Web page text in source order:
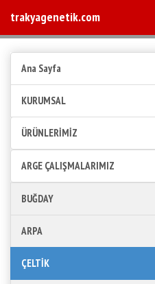
trakyagenetik.com
Ana Sayfa
KURUMSAL
ÜRÜNLERİMİZ
ARGE ÇALIŞMALARIMIZ
BUĞDAY
ARPA
ÇELTİK